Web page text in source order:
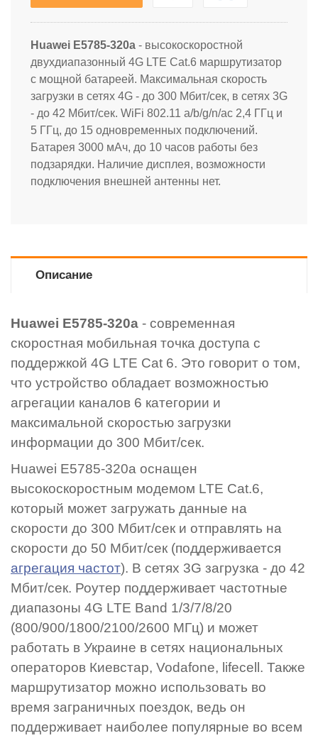
Huawei E5785-320а - высокоскоростной
двухдиапазонный 4G LTE Cat.6 маршрутизатор
с мощной батареей. Максимальная скорость
загрузки в сетях 4G - до 300 Мбит/сек, в сетях 3G
- до 42 Мбит/сек. WiFi 802.11 a/b/g/n/ac 2,4 ГГц и
5 ГГц, до 15 одновременных подключений.
Батарея 3000 мАч, до 10 часов работы без
подзарядки. Наличие дисплея, возможности
подключения внешней антенны нет.
Описание
Huawei E5785-320а - современная
скоростная мобильная точка доступа с
поддержкой 4G LTE Cat 6. Это говорит о том,
что устройство обладает возможностью
агрегации каналов 6 категории и
максимальной скоростью загрузки
информации до 300 Мбит/сек.
Huawei E5785-320а оснащен
высокоскоростным модемом LTE Cat.6,
который может загружать данные на
скорости до 300 Мбит/сек и отправлять на
скорости до 50 Мбит/сек (поддерживается
агрегация частот). В сетях 3G загрузка - до 42
Мбит/сек. Роутер поддерживает частотные
диапазоны 4G LTE Band 1/3/7/8/20
(800/900/1800/2100/2600 МГц) и может
работать в Украине в сетях национальных
операторов Киевстар, Vodafone, lifecell. Также
маршрутизатор можно использовать во
время заграничных поездок, ведь он
поддерживает наиболее популярные во всем